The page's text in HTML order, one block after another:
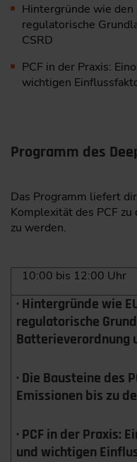
Hintergründe wie den
regulatorische
CSRD
PCF in der Praxis:
wichtigen
Programm des
Das Programm liefert
Komplexität des PCF
zu werden.
10:00 bis 12:00 Uhr
· Hintergründe wie
regulatorische
Batterieverordnung
· Die Bausteine des
Emissionen bis zu
· PCF in der Praxis:
und wichtigen